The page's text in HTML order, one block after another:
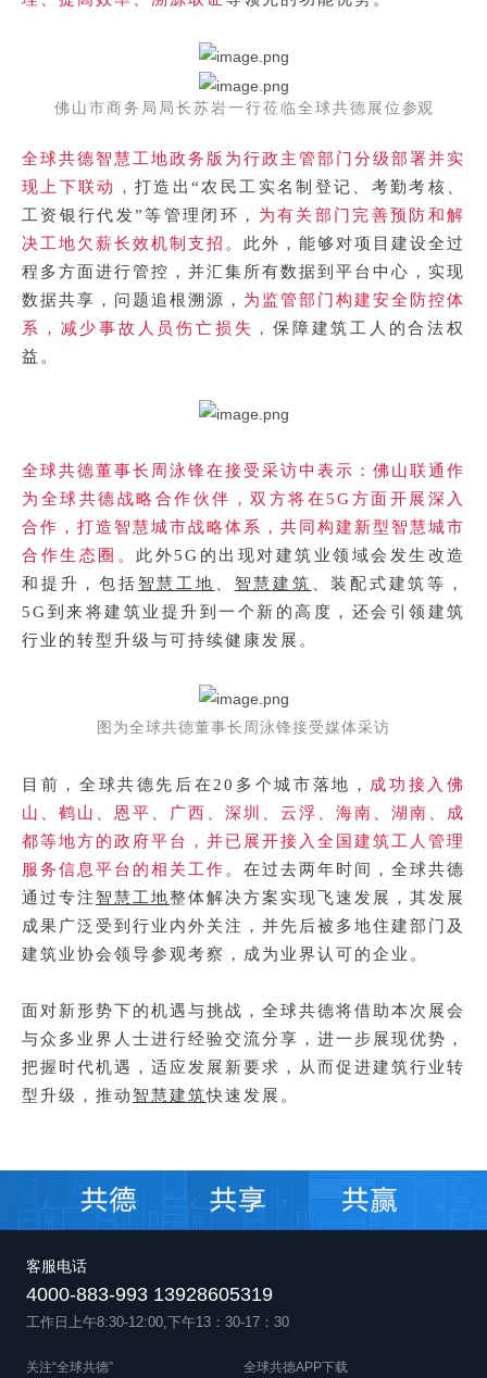
佛山市商务局局长苏岩一行莅临全球共德展位 参观
全球共德智慧工地政务版 为行政主管部门分级部署并实
现上下联动，打造出“农民工实名制登记、考勤考核、
工资银行代发”等管理闭环， 为有关部门完善预防和解
决工地欠薪长效机制支招。 此外，能够对项目建设全过
程多方面进行管控，并汇集所有数据到平台中心，实现
数据共享，问题追根溯源， 为监管部门构建安全防控体
系，减少事故人员伤亡损失，保障建筑工人的合法权
益。
全球共德董事长周泳锋在接受采访中表示：佛山联通作
为全球共德战略合作伙伴，双方将在5G方面开展深入
合作，打造智慧城市战略体系，共同构建新型智慧城市
合作生态圈。 此外5G的出现对建筑业领域会发生改造
和提升，包括 智慧工地 、 智慧建筑 、装配式建筑等，
5G到来将建筑业提升到一个新的高度，还会引领建筑
行业的转型升级与可持续健康发展。
图为全球共德董事长周泳锋接受媒体采访
目前，全球共德先后在20多个城市落地， 成功接入佛
山、鹤山、恩平、广西、深圳、云浮、海南、湖南、成
都等地方的政府平台，并已展开接入全国建筑工人管理
服务信息平台的相关工作。 在过去两年时间，全球共德
通过专注 智慧工地整体解决方案实现飞速发展，其发展
成果广泛受到行业内外关注，并先后被多地住建部门及
建筑业协会领导参观考察，成为业界认可的企业。
面对新形势下的机遇与挑战，全球共德将借助本次展会
与众多业界人士进行经验交流分享，进一步展现优势，
把握时代机遇，适应发展新要求，从而促进建筑行业转
型升级，推动 智慧建筑快速发展。
客服电话
4000-883-993 13928605319
工作日上午8:30-12:00,下午13：30-17：30
关注“全球共德” 全球共德APP下载